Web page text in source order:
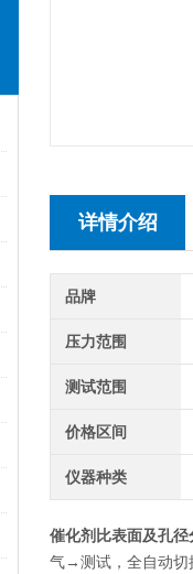
详情介绍
品牌
压力范围
测试范围
价格区间
仪器种类
催化剂比表面及孔径
气→测试，全自动切